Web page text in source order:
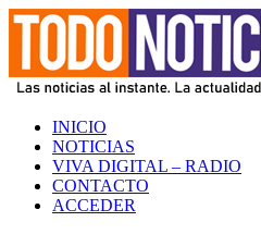
Saltar
contenido
TODO NOTICIAS
La noticia al instante. La actualidad
INICIO
NOTICIAS
VIVA DIGITAL – RADIO
CONTACTO
ACCEDER